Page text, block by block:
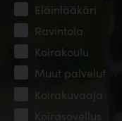
Eläinlääkäri
Ravintola
Koirakoulu
Muut palvelut
Koirakuvaaja
Koirasovellus